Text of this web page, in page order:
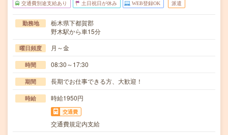
交通費別途支給あり 土日祝日が休み WEB登録OK 派遣
勤務地
栃木県下都賀郡
野木駅から車15分
曜日頻度 月～金
時間 08:30～17:30
期間 長期でお仕事できる方、大歓迎！
時給 時給1950円
交通費
交通費規定内支給